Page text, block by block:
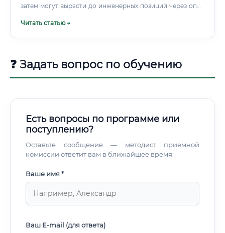
затем могут вырасти до инженерных позиций через опыт
профессионального развития уже в процессе работы —
Читать статью →
❓ Задать вопрос по обучению
Есть вопросы по программе или
поступлению?
Оставьте сообщение — методист приемной
комиссии ответит вам в ближайшее время.
Ваше имя *
Ваш E-mail (для ответа)